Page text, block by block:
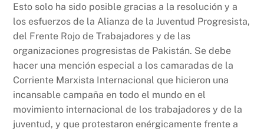
Esto solo ha sido posible gracias a la resolución y a
los esfuerzos de la Alianza de la Juventud Progresista,
del Frente Rojo de Trabajadores y de las
organizaciones progresistas de Pakistán. Se debe
hacer una mención especial a los camaradas de la
Corriente Marxista Internacional que hicieron una
incansable campaña en todo el mundo en el
movimiento internacional de los trabajadores y de la
juventud, y que protestaron enérgicamente frente a